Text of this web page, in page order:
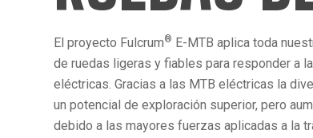
El proyecto Fulcrum® E-MTB aplica toda
de ruedas ligeras y fiables para responder a
eléctricas. Gracias a las MTB eléctricas la
un potencial de exploración superior, pero
debido a las mayores fuerzas aplicadas a la